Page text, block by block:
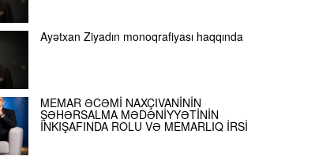
Ayətxan Ziyadın monoqrafiyası haqqında
MEMAR ƏCƏMİ NAXÇIVANİNİN
ŞƏHƏRSALMA MƏDƏNİYYƏTİNİN
İNKIŞAFINDA ROLU VƏ MEMARLIQ İRSİ